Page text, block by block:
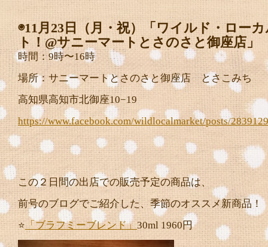
◉11月23日（月・祝）「ワイルド・ロー
ト！@サニーマートとさのさと御座店」
時間：9時〜16時
場所：サニーマートとさのさと御座店 とさこみち
高知県高知市北御座10−19
https://www.facebook.com/wildlocalmarket/posts/
この２日間の出店での販売予定の商品は、
前号のブログでご紹介した、季節のオススメ新商品！
⭐️「ブラフミーブレンド」 30ml 1960円